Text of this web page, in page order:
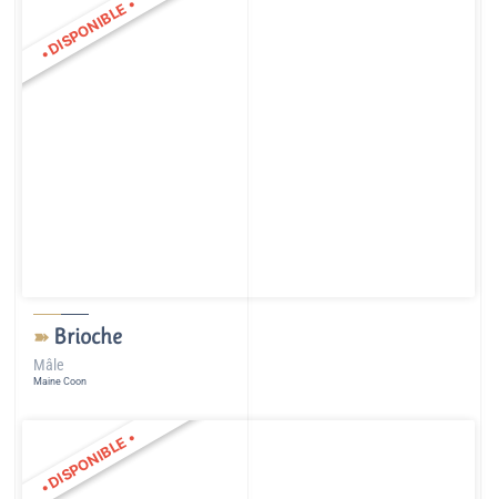
•DISPONIBLE•
➽ Brioche
Mâle
Maine Coon
•DISPONIBLE•